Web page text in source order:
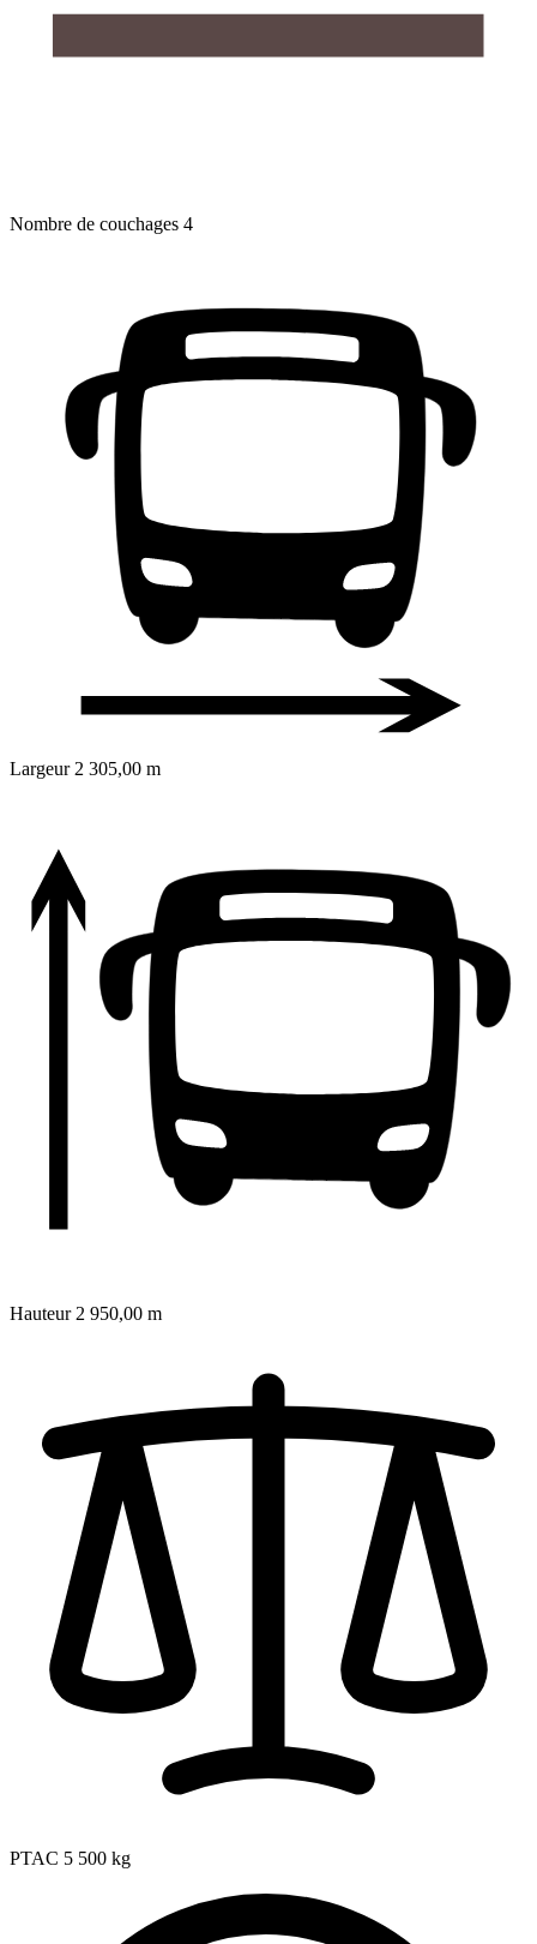
Nombre de couchages 4
Largeur 2 305,00 m
Hauteur 2 950,00 m
PTAC 5 500 kg